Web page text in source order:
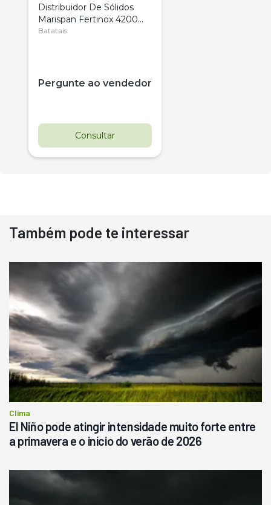
Distribuidor De Sólidos
Marispan Fertinox 4200
Citrus
Batatais
Pergunte ao vendedor
Consultar
Destaque
Usado
Pá Carregadeira Cat 966
Ano 1987
Londrina
R$ 145.000
Consultar
Também pode te interessar
Clima
El Niño pode atingir intensidade muito forte entre
a primavera e o início do verão de 2026